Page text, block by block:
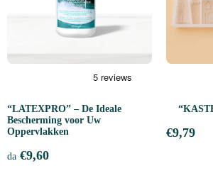
“LATEXPRO” – De Ideale
Bescherming voor Uw
Oppervlakken
da €9,60
€9,79